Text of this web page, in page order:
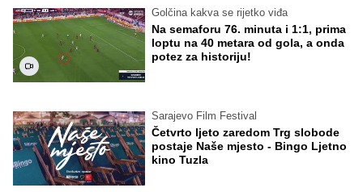
Golčina kakva se rijetko viđa
Na semaforu 76. minuta i 1:1, prima
loptu na 40 metara od gola, a onda
potez za historiju!
Sarajevo Film Festival
Četvrto ljeto zaredom Trg slobode
postaje Naše mjesto - Bingo Ljetno
kino Tuzla